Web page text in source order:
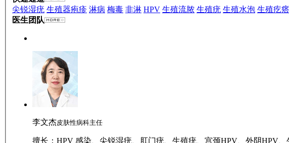
尖锐湿疣 生殖器疱疹 淋病 梅毒 非淋 HPV 生殖流脓 生殖疣 生殖水泡 生殖疙瘩
医生团队
李文杰皮肤性病科主任
擅长：HPV 感染、尖锐湿疣、肛门疣、生殖疣、宫颈HPV、外阴HPV、